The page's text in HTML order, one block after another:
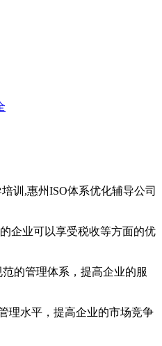
企业可以享受税收等方面的优
的管理体系，提高企业的服
理水平，提高企业的市场竞争